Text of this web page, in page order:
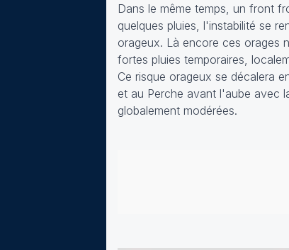
Dans le même temps, un front
quelques pluies, l'instabilité se
orageux. Là encore ces orages
fortes pluies temporaires,
Ce risque orageux se décalera
et au Perche avant l'aube avec
globalement modérées.